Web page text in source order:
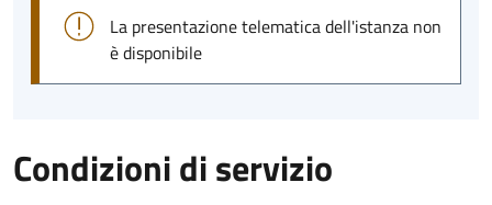
La presentazione telematica dell'istanza non
è disponibile
Condizioni di servizio